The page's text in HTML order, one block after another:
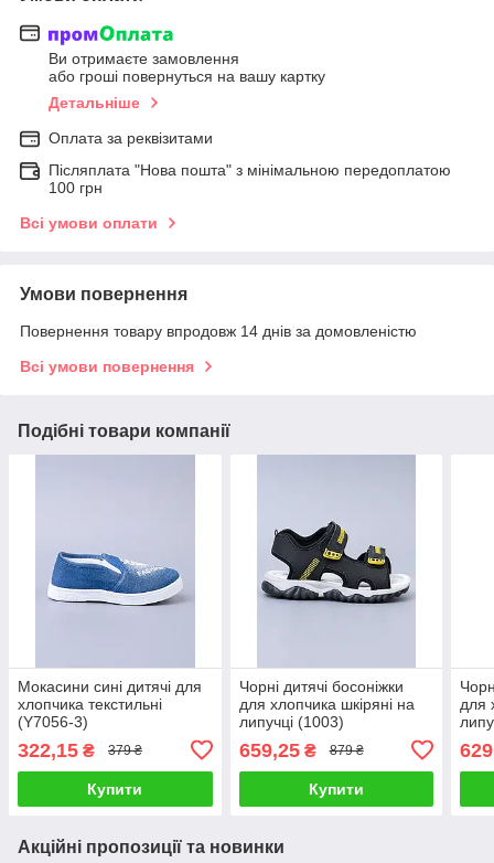
Ви отримаєте замовлення
або гроші повернуться на вашу картку
Детальніше
Оплата за реквізитами
Післяплата "Нова пошта" з мінімальною передоплатою
100 грн
Всі умови оплати
Умови повернення
Повернення товару впродовж 14 днів за домовленістю
Всі умови повернення
Подібні товари компанії
Мокасини сині дитячі для
хлопчика текстильні
(Y7056-3)
322,15 ₴ 379 ₴
Купити
Чорні дитячі босоніжки
для хлопчика шкіряні на
липучці (1003)
659,25₴ 879 ₴
Купити
для
Акційні пропозиції та новинки